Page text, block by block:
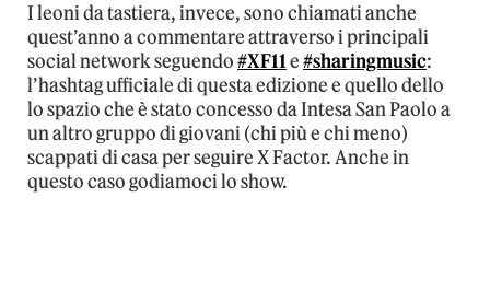
I leoni da tastiera, invece, sono chiamati anche
quest’anno a commentare attraverso i principali
social network seguendo#XF11e#sharingmusic:
l’hashtag ufficiale di questa edizione e quello dello
lo spazio che è stato concesso da Intesa San Paolo a
un altro gruppo di giovani (chi più e chi meno)
scappati di casa per seguire X Factor. Anche in
questo caso godiamoci lo show.